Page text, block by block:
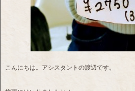
こんにちは。アシスタントの渡辺です。